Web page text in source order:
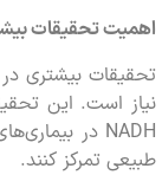
تحقیقات بیشتر
بیشتری در مورد
تمرکز کنند.